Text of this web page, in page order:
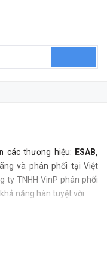
các thương hiệu: ESAB,
và phân phối tại Việt
ty TNHH VinP phân phối
năng hàn tuyệt vời.
trong và ở bên ngoài có
động gia công cơ khí,